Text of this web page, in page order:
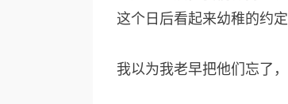
这个日后看起来幼稚的约定
我以为我老早把他们忘了